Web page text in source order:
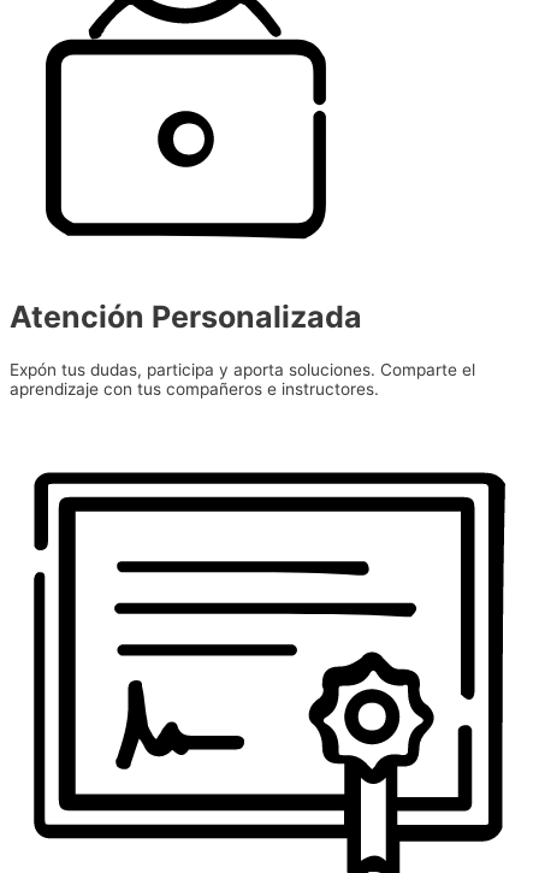
Atención Personalizada
Expón tus dudas, participa y aporta soluciones. Comparte el
aprendizaje con tus compañeros e instructores.